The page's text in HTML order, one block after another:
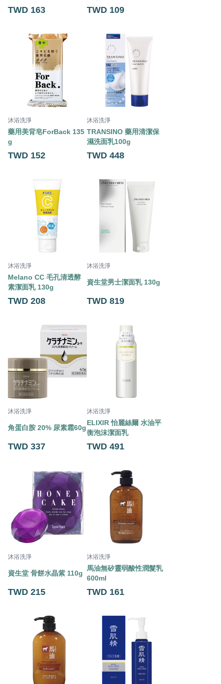
TWD 163 TWD 109
沐浴洗淨
藥用美背皂ForBack 135
g
TWD 152
沐浴洗淨
TRANSINO 藥用清潔保
濕洗面乳100g
TWD 448
沐浴洗淨
Melano CC 毛孔清透酵
素潔面乳 130g
TWD 208
沐浴洗淨
資生堂男士潔面乳 130g
TWD 819
沐浴洗淨
角蛋白胺 20% 尿素霜60g
TWD 337
沐浴洗淨
ELIXIR 怡麗絲爾 水油平
衡泡沫潔面乳
TWD 491
沐浴洗淨
資生堂 骨餅水晶紫 110g
TWD 215
沐浴洗淨
馬油無矽靈弱酸性潤髮乳
600ml
TWD 161